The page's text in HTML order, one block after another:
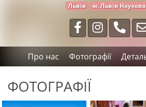
Львів м. Львів
Про нас Фотографії
ФОТОГРАФІЇ